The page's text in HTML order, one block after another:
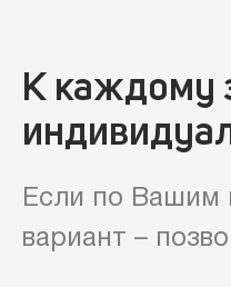
К каждому
Если по Вашим
вариант –